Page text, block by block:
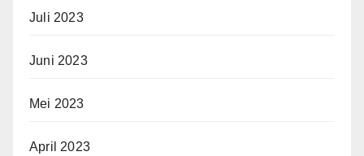
Juli 2023
Juni 2023
Mei 2023
April 2023